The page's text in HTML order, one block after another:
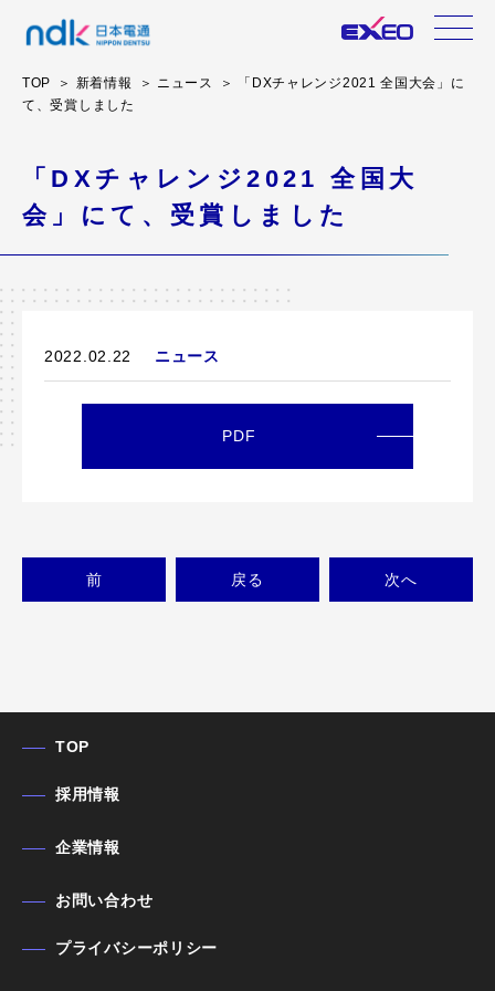
TOP 新着情報 ニュース
「DXチャレンジ2021 全国大会」に
て、受賞しました
「DXチャレンジ2021 全国大
会」にて、受賞しました
2022.02.22 ニュース
PDF
前 戻る 次へ
TOP
採用情報
企業情報
お問い合わせ
プライバシーポリシー